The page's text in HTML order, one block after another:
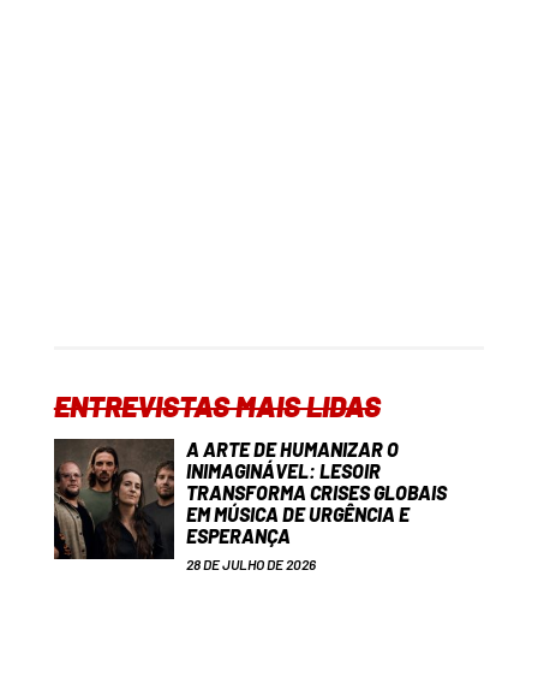
ENTREVISTAS MAIS LIDAS
A ARTE DE HUMANIZAR O
INIMAGINÁVEL: LESOIR
TRANSFORMA CRISES GLOBAIS
EM MÚSICA DE URGÊNCIA E
ESPERANÇA
28 DE JULHO DE 2026